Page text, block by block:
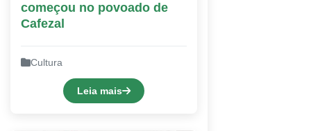
começou no povoado de
Cafezal
Cultura
Leia mais